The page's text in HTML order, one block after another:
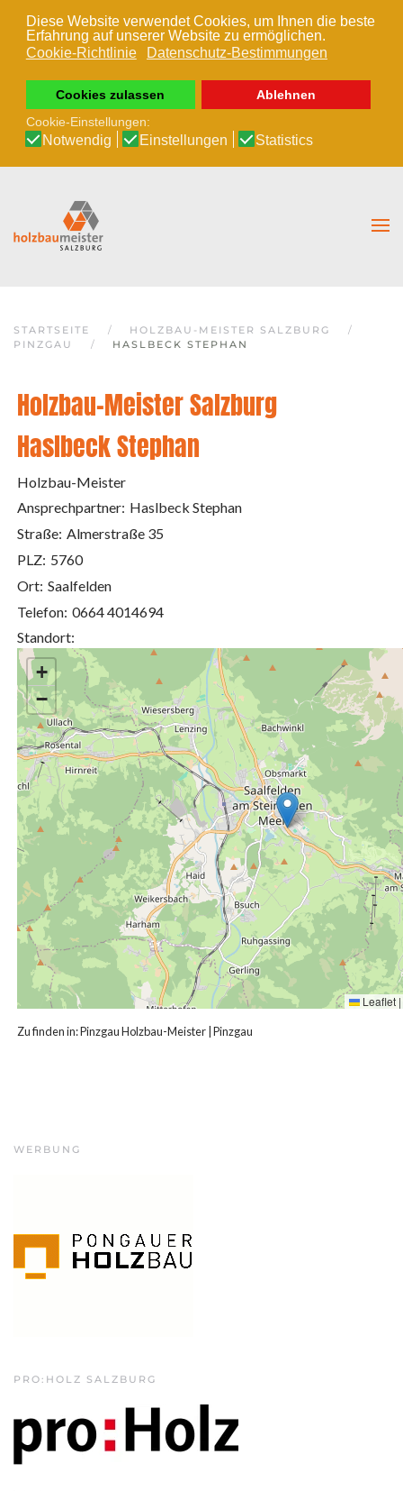
Diese Website verwendet Cookies, um Ihnen die beste
Erfahrung auf unserer Website zu ermöglichen.
Cookie-Richtlinie
Datenschutz-Bestimmungen
Cookies zulassen
Ablehnen
Cookie-Einstellungen:
Notwendig Einstellungen Statistics
Zum Hauptinhalt springen
STARTSEITE
HOLZBAU-MEISTER SALZBURG
PINZGAU
HASLBECK STEPHAN
Holzbau-Meister Salzburg
Haslbeck Stephan
Holzbau-Meister
Ansprechpartner: Haslbeck Stephan
Straße: Almerstraße 35
PLZ: 5760
Ort: Saalfelden
Telefon: 0664 4014694
Standort:
+
−
Leaflet |
Zu finden in:Pinzgau Holzbau-Meister Pinzgau
WERBUNG
PRO:HOLZ SALZBURG